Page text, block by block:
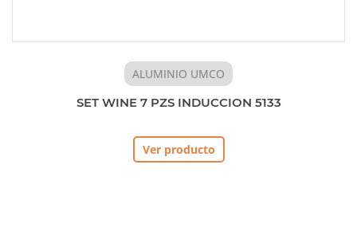
ALUMINIO UMCO
SET WINE 7 PZS INDUCCION 5133
Ver producto